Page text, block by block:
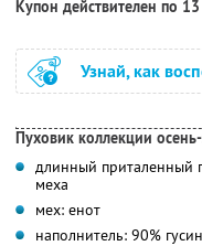
Купон действителен по
Узнай, как
Пуховик коллекции
длинный приталенный
меха
мех: енот
наполнитель: 90%